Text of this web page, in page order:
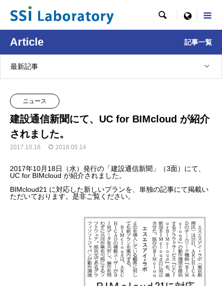
 menu
Article 記事一覧
最新記事
ニュース
建設通信新聞にて、UC for BIMcloud が紹介
されました。
2017.10.18 2018.05.14
2017年10月18日（水）発行の「建設通信新聞」（3面）にて、
UC for BIMcloud が紹介されました。
BIMcloud21 に対応した新しいプランを、単独の記事にて掲載い
ただいております。是非ご覧ください。